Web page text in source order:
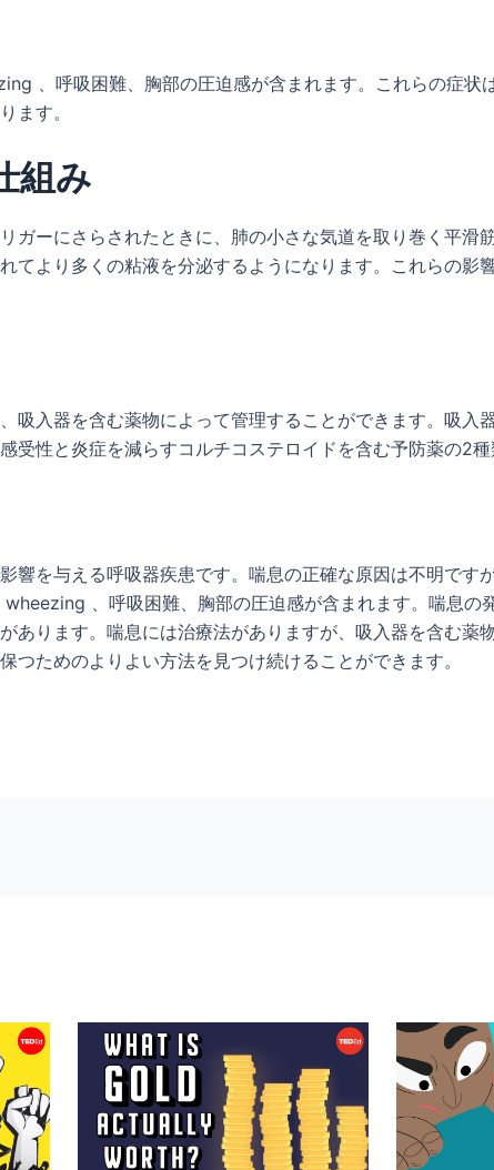
、呼吸困難、胸部の圧迫感が含まれます。これらの症状
ます。
組み
ガーにさらされたときに、肺の小さな気道を取り巻く平
てより多くの粘液を分泌するようになります。これらの
吸入器を含む薬物によって管理することができます。吸
受性と炎症を減らすコルチコステロイドを含む予防薬の2種
響を与える呼吸器疾患です。喘息の正確な原因は不明で
、呼吸困難、胸部の圧迫感が含まれます。喘息
あります。喘息には治療法がありますが、吸入器を含む
つためのよりよい方法を見つけ続けることができます。